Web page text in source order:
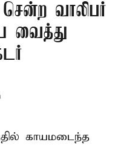
வாலிபர்
வைத்து
காயமடைந்த